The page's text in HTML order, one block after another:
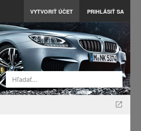
VYTVORIŤ ÚČET PRIHLÁSIŤ SA
Hľadať…